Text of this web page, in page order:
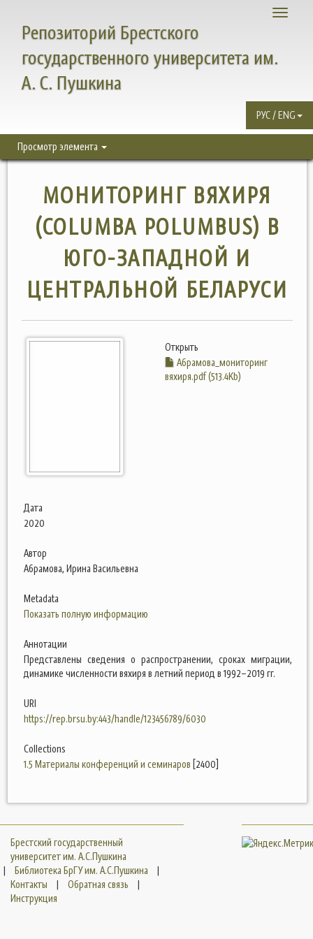
Toggle
Репозиторий Брестского
государственного университета им.
А. С. Пушкина
РУС / ENG
Просмотр элемента
МОНИТОРИНГ ВЯХИРЯ
(COLUMBA POLUMBUS) В
ЮГО-ЗАПАДНОЙ И
ЦЕНТРАЛЬНОЙ БЕЛАРУСИ
Открыть
Абрамова_мониторинг
вяхиря.pdf (513.4Kb)
Дата
2020
Автор
Абрамова, Ирина Васильевна
Metadata
Показать полную информацию
Аннотации
Представлены сведения о распространении, сроках миграции,
динамике численности вяхиря в летний период в 1992–2019 гг.
URI
https://rep.brsu.by:443/handle/123456789/6030
Collections
1.5 Материалы конференций и семинаров [2400]
Брестский государственный
университет им. А.С.Пушкина
|
Библиотека БрГУ им. А.С.Пушкина
|
Контакты
| Обратная связь
|
Инструкция